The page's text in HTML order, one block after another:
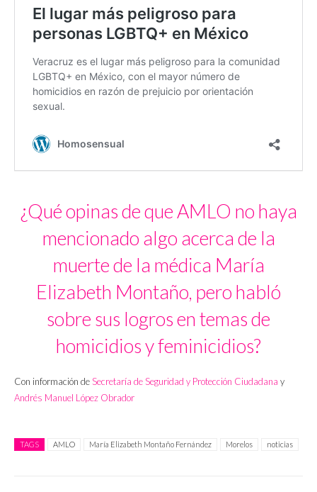
¿Qué opinas de que AMLO no haya
mencionado algo acerca de la
muerte de la médica María
Elizabeth Montaño, pero habló
sobre sus logros en temas de
homicidios y feminicidios?
Con información deSecretaría de Seguridad y Protección Ciudadana y
Andrés Manuel López Obrador
TAGS AMLO María Elizabeth Montaño Fernández Morelos noticias